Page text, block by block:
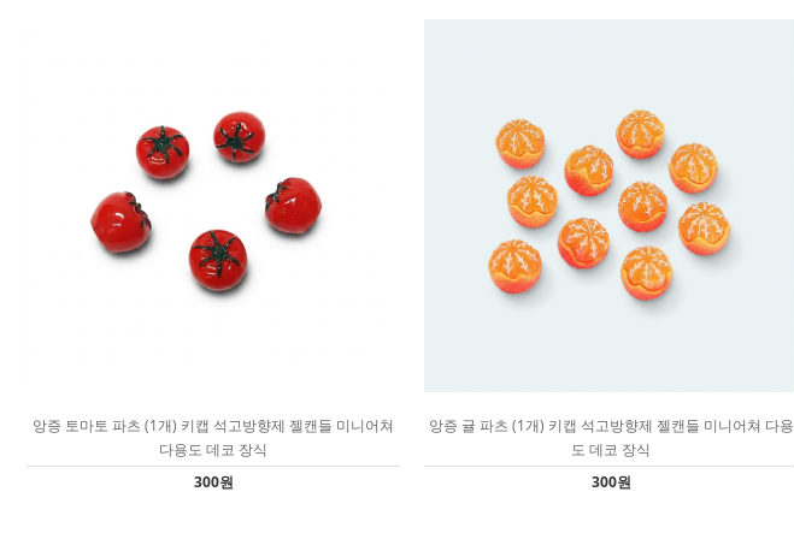
앙증 토마토 파츠 (1개) 키캡 석고방향제 젤캔들 미니어쳐
다용도 데코 장식
300원
앙증 귤 파츠 (1개) 키캡 석고방향제 젤캔들 미니어쳐 다용
도 데코 장식
300원